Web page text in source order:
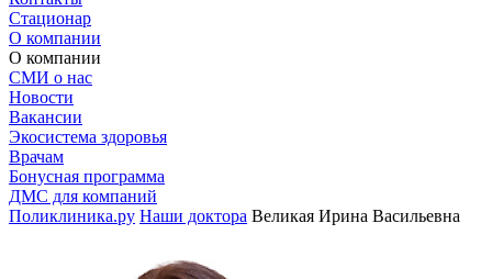
Стационар
О компании
О компании
СМИ о нас
Новости
Вакансии
Экосистема здоровья
Врачам
Бонусная программа
ДМС для компаний
Поликлиника.ру Наши доктора Великая Ирина Васильевна